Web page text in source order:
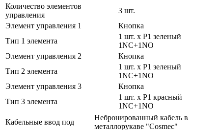
Количество элементов
управления
3 шт.
Элемент управления 1
Кнопка
Тип 1 элемента
1 шт. x P1 зеленый
1NC+1NO
Элемент управления 2
Кнопка
Тип 2 элемента
1 шт. x P1 зеленый
1NC+1NO
Элемент управления 3
Кнопка
Тип 3 элемента
1 шт. x P1 красный
1NC+1NO
Кабельные ввод под
Небронированный кабель в
металлорукаве "Cosmec"